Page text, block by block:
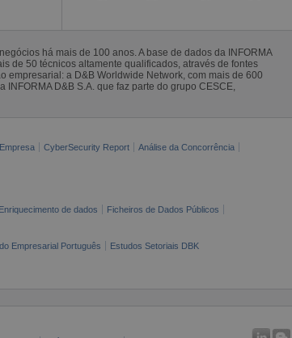
há mais de 100 anos. A base de dados da INFORMA
de 50 técnicos altamente qualificados, através de fontes
a D&B Worldwide Network, com mais de 600
D&B S.A. que faz parte do grupo CESCE,
CyberSecurity Report
Análise da Concorrência
de dados
Ficheiros de Dados Públicos
Empresarial Português Estudos Setoriais DBK